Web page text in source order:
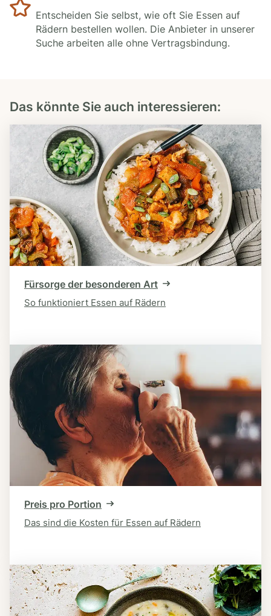
Entscheiden Sie selbst, wie oft Sie Essen auf
Rädern bestellen wollen. Die Anbieter in unserer
Suche arbeiten alle ohne Vertragsbindung.
Das könnte Sie auch interessieren:
Fürsorge der besonderen Art
So funktioniert Essen auf Rädern
Preis pro Portion
Das sind die Kosten für Essen auf Rädern